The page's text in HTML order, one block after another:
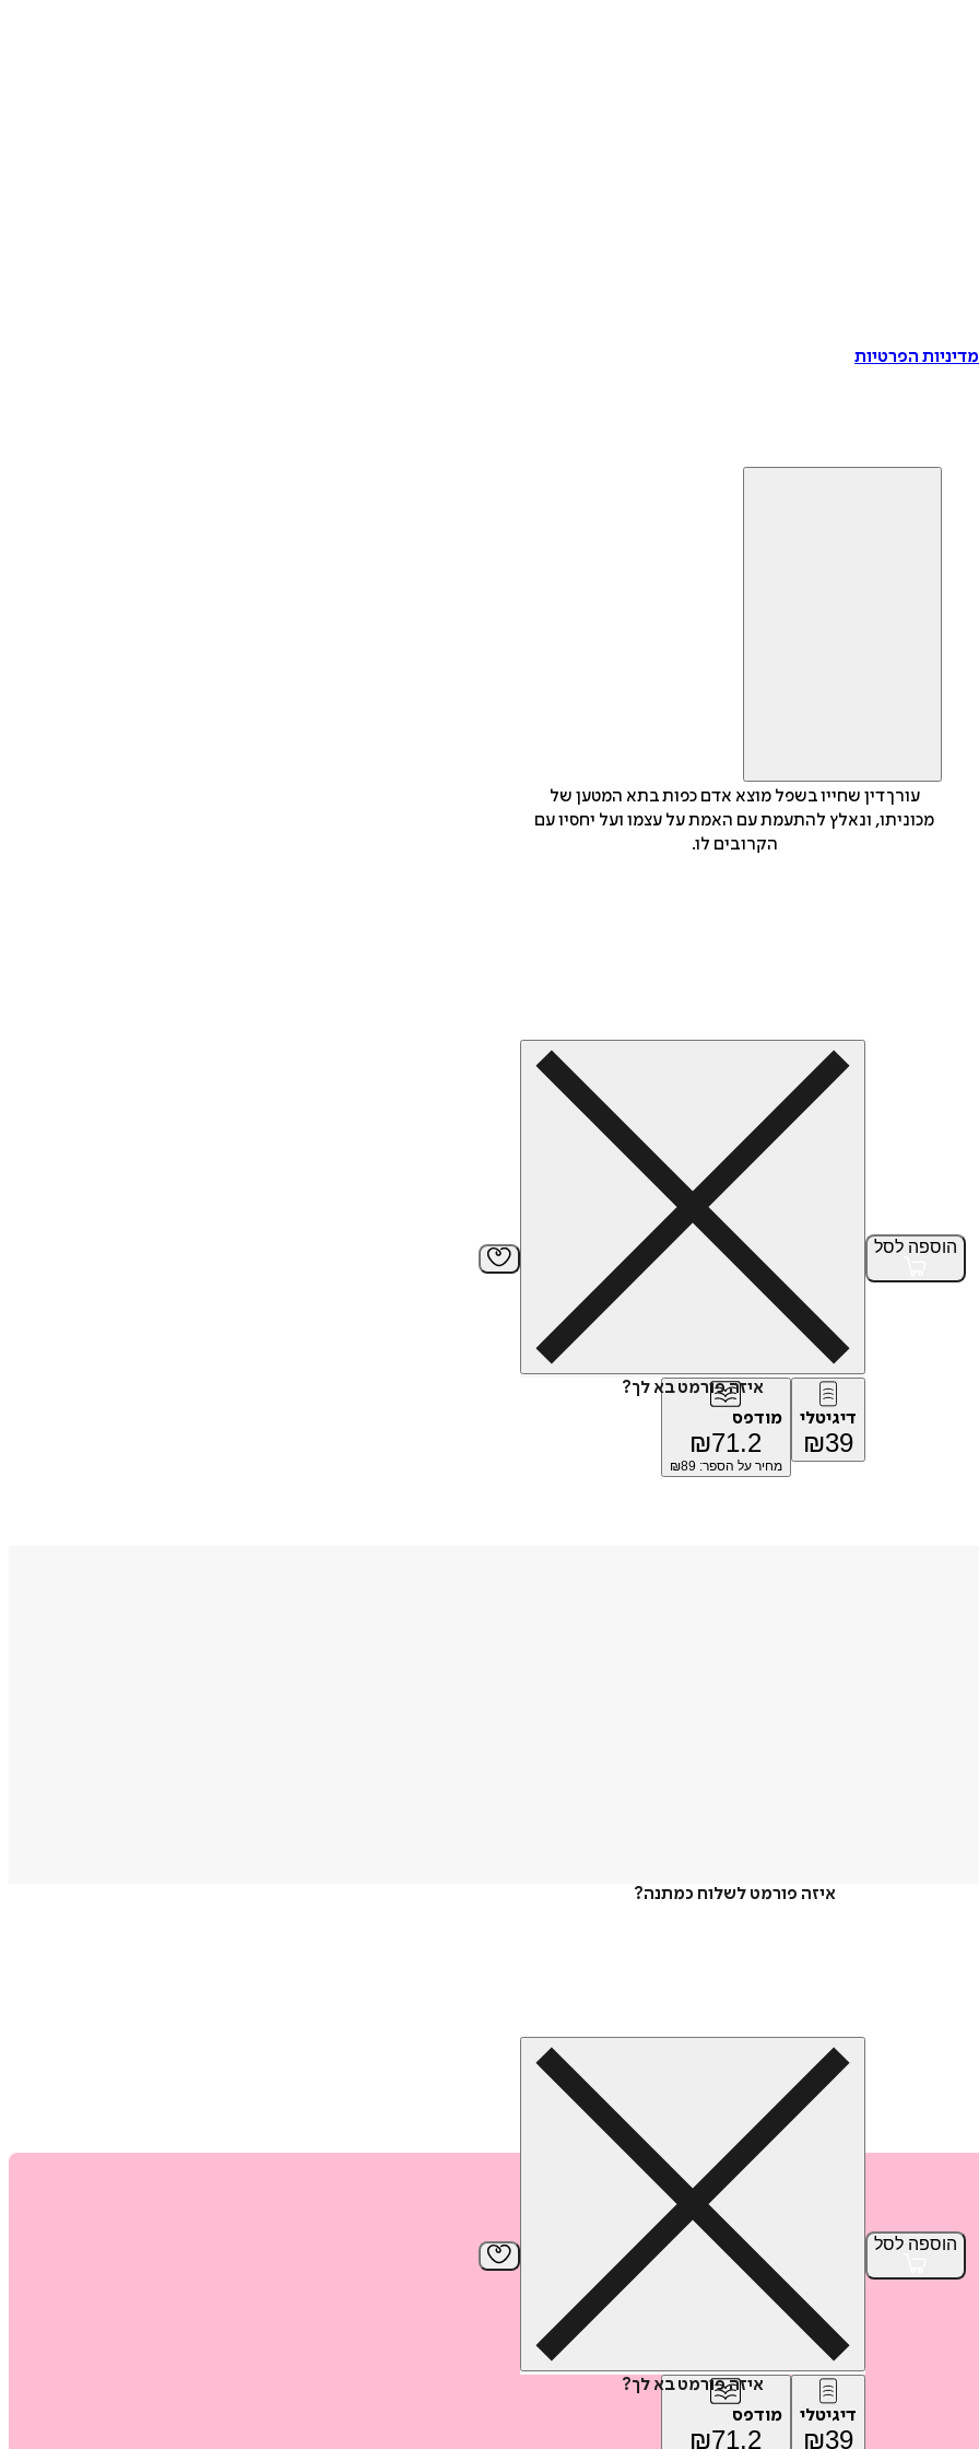
הפרטיות
עורך דין שחייו בשפל מוצא אדם כפות בתא המטען של
מכוניתו, ונאלץ להתעמת עם האמת על עצמו ועל יחסיו עם
הקרובים לו.
הוספה לסל
איזה פורמט בא לך?
דיגיטלי
₪39
מודפס
₪71.2
מחיר על הספר: ₪ 89
איזה פורמט לשלוח כמתנה?
הוספה לסל
איזה פורמט בא לך?
דיגיטלי
₪39
מודפס
₪71.2